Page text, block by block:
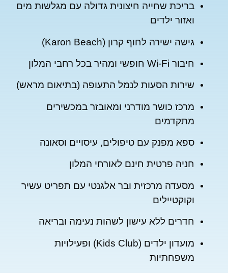
בריכת שחייה חיצונית גדולה עם מגלשות מים
ואזור ילדים
גישה ישירה לחוף קרון (Karon Beach)
חיבור Wi-Fi חופשי ומהיר בכל רחבי המלון
שירות הסעות לנמל התעופה (בתיאום מראש)
מרכז כושר מודרני ומאובזר במכשירים
מתקדמים
ספא מפנק עם טיפולים, עיסויים וסאונה
חניה פרטית חינם לאורחי המלון
מסעדה מרכזית ובר אלגנטי עם תפריט עשיר
וקוקטיילים
חדרים ללא עישון לשהות נעימה ובריאה
מועדון ילדים (Kids Club) ופעילויות
משפחתיות